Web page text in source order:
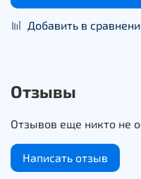
Добавить в
Отзывы
Отзывов еще никто не
Написать отзыв